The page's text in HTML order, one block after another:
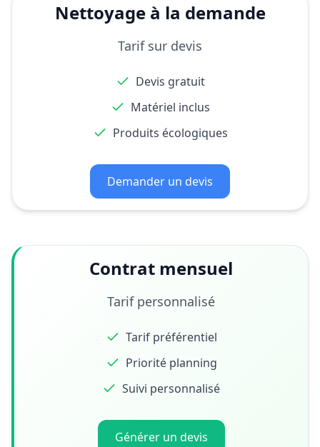
Nettoyage à la demande
Tarif sur devis
Devis gratuit
Matériel inclus
Produits écologiques
Demander un devis
Contrat mensuel
Tarif personnalisé
Tarif préférentiel
Priorité planning
Suivi personnalisé
Générer un devis